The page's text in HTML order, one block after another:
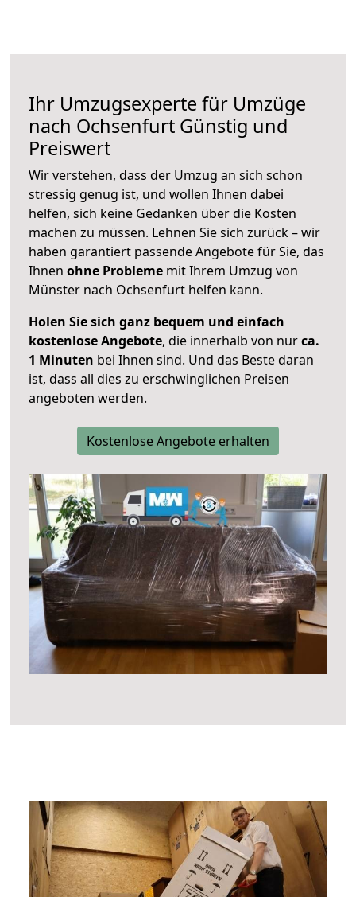
Ihr Umzugsexperte für Umzüge
nach Ochsenfurt Günstig und
Preiswert
Wir verstehen, dass der Umzug an sich schon
stressig genug ist, und wollen Ihnen dabei
helfen, sich keine Gedanken über die Kosten
machen zu müssen. Lehnen Sie sich zurück – wir
haben garantiert passende Angebote für Sie, das
Ihnen ohne Probleme mit Ihrem Umzug von
Münster nach Ochsenfurt helfen kann.
Holen Sie sich ganz bequem und einfach
kostenlose Angebote, die innerhalb von nurca.
1 Minuten bei Ihnen sind. Und das Beste daran
ist, dass all dies zu erschwinglichen Preisen
angeboten werden.
Kostenlose Angebote erhalten